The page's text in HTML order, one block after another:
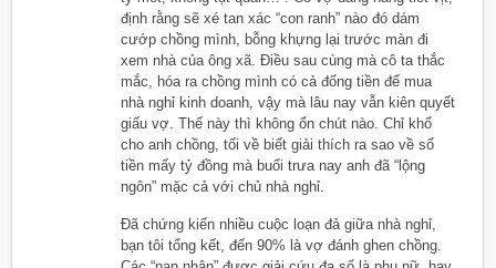
định rằng sẽ xé tan xác “con ranh” nào đó dám
cướp chồng mình, bỗng khựng lại trước màn đi
xem nhà của ông xã. Điều sau cùng mà cô ta thắc
mắc, hóa ra chồng mình có cả đống tiền để mua
nhà nghỉ kinh doanh, vậy mà lâu nay vẫn kiên quyết
giấu vợ. Thế này thì không ổn chút nào. Chỉ khổ
cho anh chồng, tối về biết giải thích ra sao về số
tiền mấy tỷ đồng mà buổi trưa nay anh đã “lộng
ngôn” mặc cả với chủ nhà nghỉ.
Đã chứng kiến nhiều cuộc loạn đả giữa nhà nghỉ,
bạn tôi tổng kết, đến 90% là vợ đánh ghen chồng.